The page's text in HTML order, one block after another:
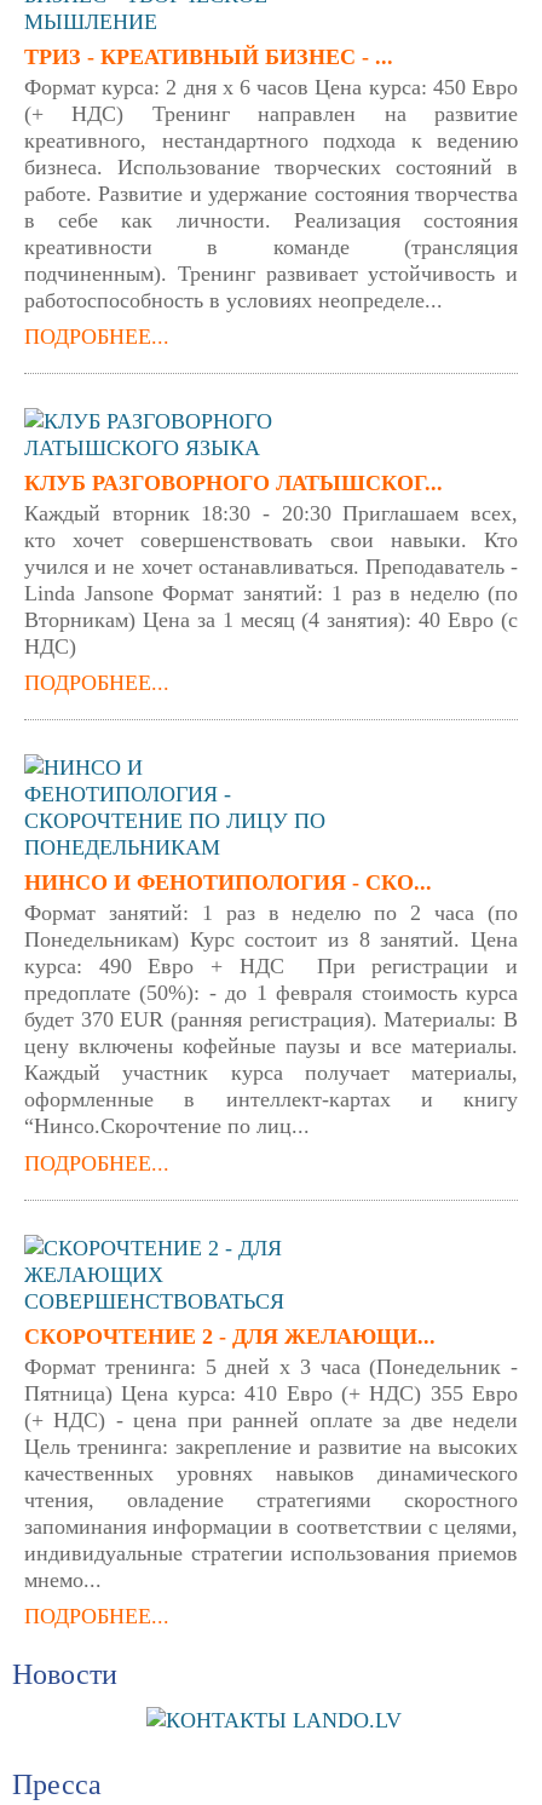
ТРИЗ - КРЕАТИВНЫЙ БИЗНЕС - ...
Формат курса: 2 дня х 6 часов Цена курса: 450 Евро
(+ НДС) Тренинг направлен на развитие
креативного, нестандартного подхода к ведению
бизнеса. Использование творческих состояний в
работе. Развитие и удержание состояния творчества
в себе как личности. Реализация состояния
креативности в команде (трансляция
подчиненным). Тренинг развивает устойчивость и
работоспособность в условиях неопределе...
ПОДРОБНЕЕ...
КЛУБ РАЗГОВОРНОГО ЛАТЫШСКОГ...
Каждый вторник 18:30 - 20:30 Приглашаем всех,
кто хочет совершенствовать свои навыки. Кто
учился и не хочет останавливаться. Преподаватель -
Linda Jansone Формат занятий: 1 раз в неделю (по
Вторникам) Цена за 1 месяц (4 занятия): 40 Евро (с
НДС)
ПОДРОБНЕЕ...
НИНСО И ФЕНОТИПОЛОГИЯ - СКО...
Формат занятий: 1 раз в неделю по 2 часа (по
Понедельникам) Курс состоит из 8 занятий. Цена
курса: 490 Евро + НДС При регистрации и
предоплате (50%): - до 1 февраля стоимость курса
будет 370 EUR (ранняя регистрация). Материалы: В
цену включены кофейные паузы и все материалы.
Каждый участник курса получает материалы,
оформленные в интеллект-картах и книгу
“Нинсо.Скорочтение по лиц...
ПОДРОБНЕЕ...
СКОРОЧТЕНИЕ 2 - ДЛЯ ЖЕЛАЮЩИ...
Формат тренинга: 5 дней х 3 часа (Понедельник -
Пятница) Цена курса: 410 Евро (+ НДС) 355 Евро
(+ НДС) - цена при ранней оплате за две недели
Цель тренинга: закрепление и развитие на высоких
качественных уровнях навыков динамического
чтения, овладение стратегиями скоростного
запоминания информации в соответствии с целями,
индивидуальные стратегии использования приемов
мнемо...
ПОДРОБНЕЕ...
Новости
Пресса